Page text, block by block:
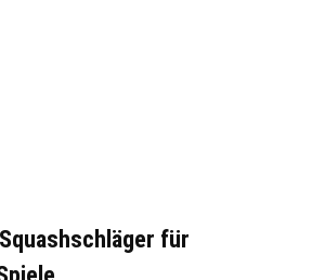
für